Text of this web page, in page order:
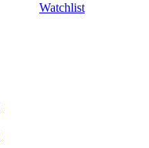
Watchlist